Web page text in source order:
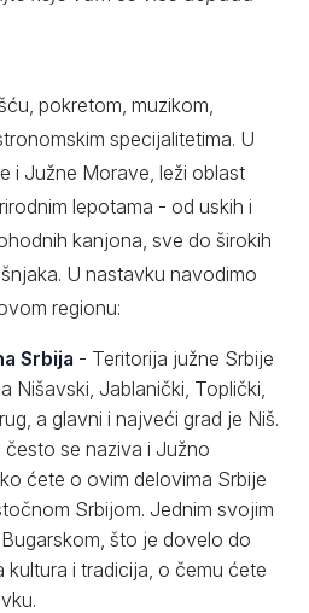
pokretom, muzikom,
specijalitetima. U
i Južne Morave, leži oblast
lepotama - od uskih i
kanjona, sve do širokih
U nastavku navodimo
regionu:
Srbija - Teritorija južne Srbije
Nišavski, Jablanički, Toplički,
a glavni i najveći grad je Niš.
se naziva i Južno
ćete o ovim delovima Srbije
Srbijom. Jednim svojim
što je dovelo do
kultura i tradicija, o čemu ćete